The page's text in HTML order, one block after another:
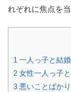
れぞれに焦点を
1 一人っ子と結
2 女性一人っ子
3 悪いことばか